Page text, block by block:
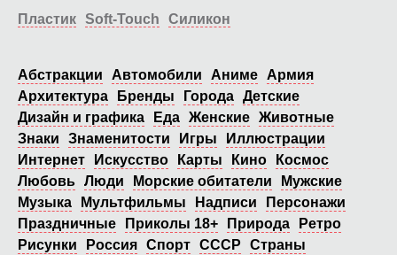
Пластик Soft-Touch Силикон
Абстракции Автомобили Аниме
Армия
Архитектура
Бренды Города Детские
Дизайн и графика
Еда Женские Животные
Знаки
Знаменитости Игры
Иллюстрации
Интернет
Искусство Карты Кино
Космос
Любовь Люди Морские обитатели
Мужские
Музыка
Мультфильмы Надписи
Персонажи
Праздничные
Приколы 18+ Природа
Ретро
Рисунки
Россия Спорт СССР
Страны